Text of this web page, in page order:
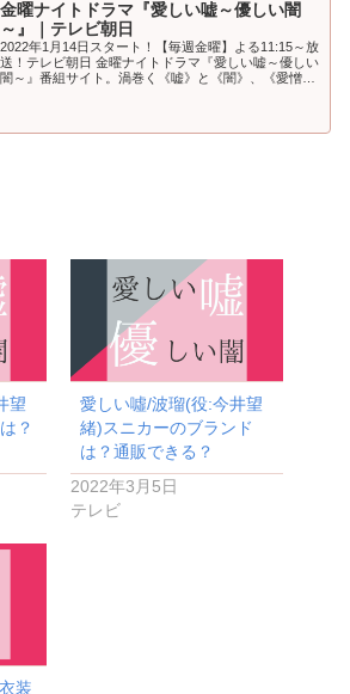
金曜ナイトドラマ『愛しい嘘～優しい闇
～』｜テレビ朝日
2022年1月14日スタート！【毎週金曜】よる11:15～放
送！テレビ朝日 金曜ナイトドラマ『愛しい嘘～優しい
闇～』番組サイト。渦巻く《嘘》と《闇》、《愛憎》
望
？
愛しい噓/波瑠(役:今井望
緒)スニカーのブランド
は？通販できる？
2022年3月5日
テレビ
装